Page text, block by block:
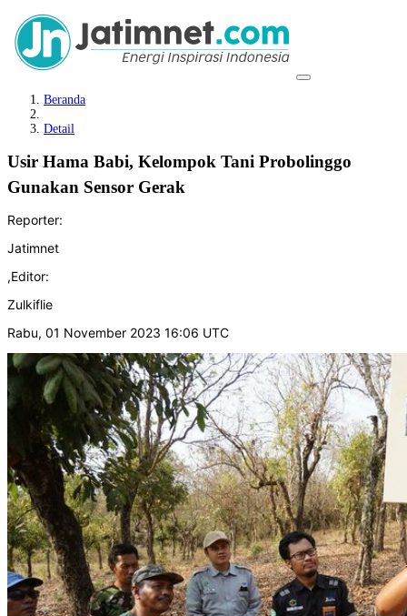
Beranda
Detail
Usir Hama Babi, Kelompok Tani Probolinggo
Gunakan Sensor Gerak
Reporter:
Jatimnet
,Editor:
Zulkiflie
Rabu, 01 November 2023 16:06 UTC